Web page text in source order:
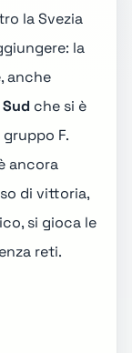
la Svezia
la
anche
che si è
gruppo F.
ancora
di vittoria,
si gioca le
reti.